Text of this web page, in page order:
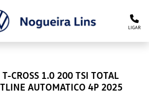
LIGAR
CROSS 1.0 200 TSI TOTAL
AUTOMATICO 4P 2025